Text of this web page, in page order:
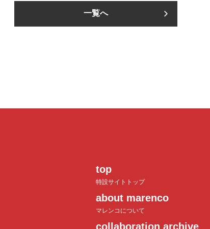
一覧へ
top
特設サイトトップ
about marenco
マレンコについて
collaboration archive